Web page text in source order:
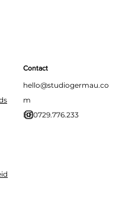
Contact
hello@studiogermau.co
m
BE0729.776.233